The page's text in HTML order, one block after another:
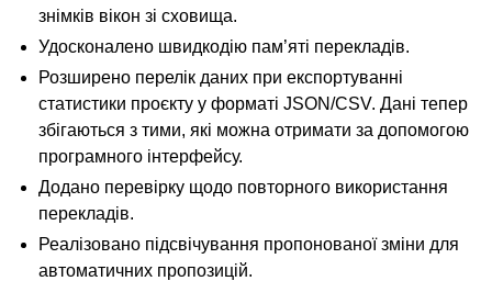
знімків вікон зі сховища.
Удосконалено швидкодію пам’яті перекладів.
Розширено перелік даних при експортуванні
статистики проєкту у форматі JSON/CSV. Дані тепер
збігаються з тими, які можна отримати за допомогою
програмного інтерфейсу.
Додано перевірку щодо повторного використання
перекладів.
Реалізовано підсвічування пропонованої зміни для
автоматичних пропозицій.